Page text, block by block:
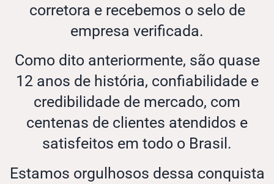
corretora e recebemos o selo de
empresa verificada.
Como dito anteriormente, são quase
12 anos de história, confiabilidade e
credibilidade de mercado, com
centenas de clientes atendidos e
satisfeitos em todo o Brasil.
Estamos orgulhosos dessa conquista